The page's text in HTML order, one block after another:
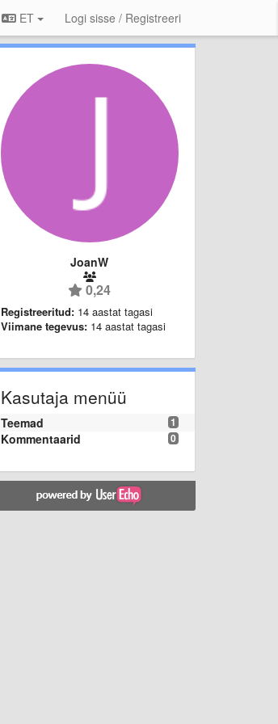
ET Logi sisse / Registreeri
JoanW
0,24
Registreeritud: 14 aastat tagasi
Viimane tegevus: 14 aastat tagasi
Kasutaja menüü
1
Teemad
0
Kommentaarid